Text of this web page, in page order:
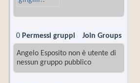
Join Groups
0 Permessi gruppi
Angelo Esposito non è utente di
nessun gruppo pubblico